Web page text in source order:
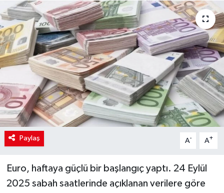
Paylaş A- A+
Euro, haftaya güçlü bir başlangıç yaptı. 24 Eylül
2025 sabah saatlerinde açıklanan verilere göre